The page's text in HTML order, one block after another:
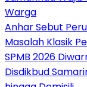
Warga
Anhar Sebut
Masalah Klasik
SPMB 2026
Disdikbud